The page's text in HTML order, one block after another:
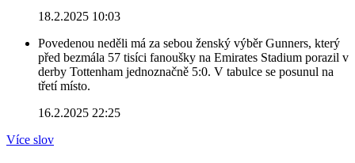
18.2.2025 10:03
Povedenou neděli má za sebou ženský výběr Gunners, který
před bezmála 57 tisíci fanoušky na Emirates Stadium porazil v
derby Tottenham jednoznačně 5:0. V tabulce se posunul na
třetí místo.
16.2.2025 22:25
Více slov